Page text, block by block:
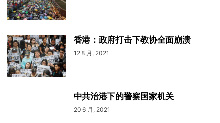
香港：政府打击下教协全面崩溃
12 8 月, 2021
中共治港下的警察国家机关
20 6 月, 2021